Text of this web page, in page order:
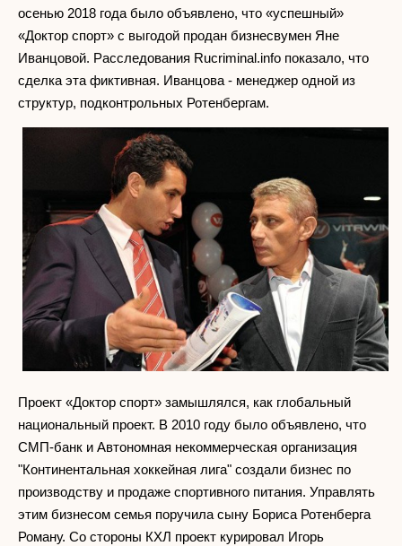
осенью 2018 года было объявлено, что «успешный»
«Доктор спорт» с выгодой продан бизнесвумен Яне
Иванцовой. Расследования Rucriminal.info показало, что
сделка эта фиктивная. Иванцова - менеджер одной из
структур, подконтрольных Ротенбергам.
Проект «Доктор спорт» замышлялся, как глобальный
национальный проект. В 2010 году было объявлено, что
СМП-банк и Автономная некоммерческая организация
"Континентальная хоккейная лига" создали бизнес по
производству и продаже спортивного питания. Управлять
этим бизнесом семья поручила сыну Бориса Ротенберга
Роману. Со стороны КХЛ проект курировал Игорь